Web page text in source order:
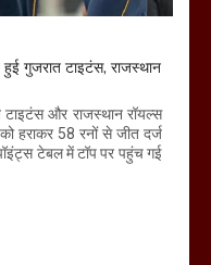
गुजरात टाइटंस, राजस्थान
और राजस्थान रॉयल्स
हराकर 58 रनों से जीत दर्ज
टेबल में टॉप पर पहुंच गई